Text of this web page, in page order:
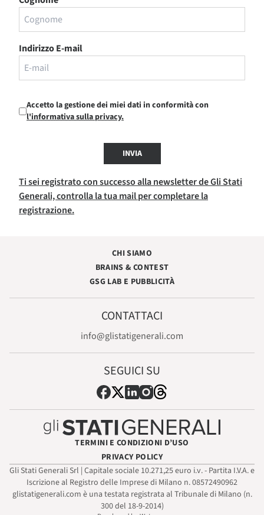
Indirizzo E-mail
Accetto la gestione dei miei dati in conformità con
l'informativa sulla privacy.
INVIA
Ti sei registrato con successo alla newsletter de Gli Stati
Generali, controlla la tua mail per completare la
registrazione.
CHI SIAMO
BRAINS & CONTEST
GSG LAB E PUBBLICITÀ
CONTATTACI
info@glistatigenerali.com
SEGUICI SU
TERMINI E CONDIZIONI D’USO
PRIVACY POLICY
Gli Stati Generali Srl | Capitale sociale 10.271,25 euro i.v. - Partita I.V.A. e
Iscrizione al Registro delle Imprese di Milano n. 08572490962
glistatigenerali.com è una testata registrata al Tribunale di Milano (n.
300 del 18-9-2014)